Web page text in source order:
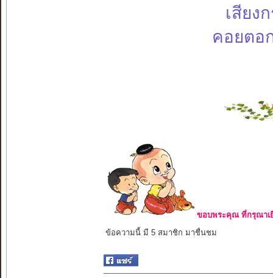
เสียง
คอยตอ
ขอบพระคุณ ที่กรุณาเ
ข้อความนี้ มี 5 สมาชิก มาชื่นชม